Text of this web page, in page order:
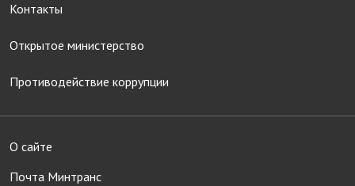
Контакты
Открытое министерство
Противодействие коррупции
О сайте
Почта Минтранс